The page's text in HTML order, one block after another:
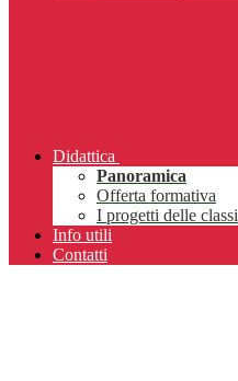
Didattica
Panoramica
Offerta formativa
I progetti delle classi
Info utili
Contatti